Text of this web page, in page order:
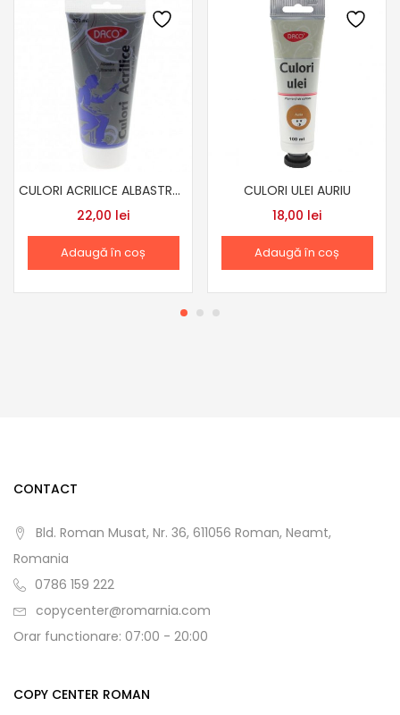
CULORI ACRILICE ALBASTRU ULTRAMARIN CU3200
22,00 lei
Adaugă în coș
CULORI ULEI AURIU
18,00 lei
Adaugă în coș
CONTACT
Bld. Roman Musat, Nr. 36, 611056 Roman, Neamt,
Romania
0786 159 222
copycenter@romarnia.com
Orar functionare: 07:00 - 20:00
COPY CENTER ROMAN